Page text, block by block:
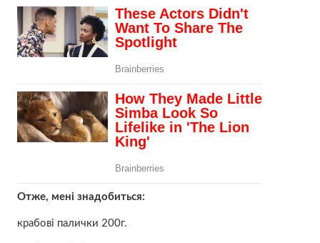
Отже, мені знадобиться:
крабові палички 200г.